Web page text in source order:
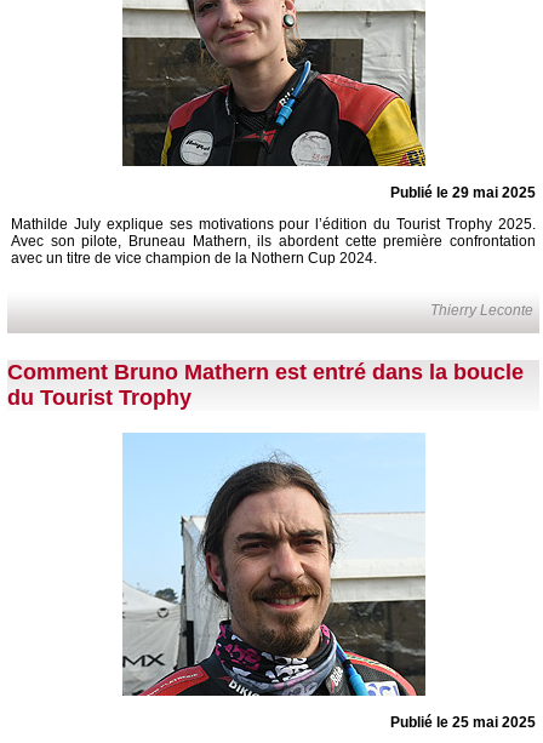
Publié le 29 mai 2025
Mathilde July explique ses motivations pour l’édition du Tourist Trophy 2025.
Avec son pilote, Bruneau Mathern, ils abordent cette première confrontation
avec un titre de vice champion de la Nothern Cup 2024.
Thierry Leconte
Comment Bruno Mathern est entré dans la boucle
du Tourist Trophy
Publié le 25 mai 2025